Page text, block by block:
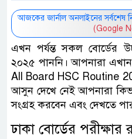
আজকের জার্নাল অনলাইনের
(Google
এখন পর্যন্ত সকল বোর্ডের
২০২৫ পাননি। আপনারা
‌All Board HSC Routine
আসুন দেখে নেই আপনারা
সংগ্রহ করবেন এবং দেখতে
ঢাকা বোর্ডের